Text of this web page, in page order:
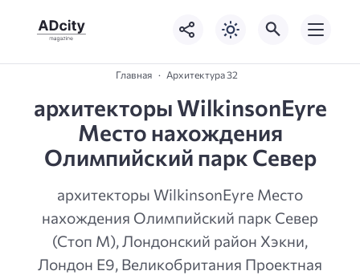
Главная Архитектура 32
архитекторы WilkinsonEyre
Место нахождения
Олимпийский парк Север
архитекторы WilkinsonEyre Место
нахождения Олимпийский парк Север
(Стоп М), Лондонский район Хэкни,
Лондон E9, Великобритания Проектная